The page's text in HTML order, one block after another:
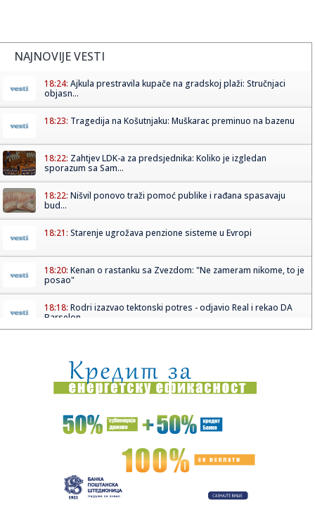
NAJNOVIJE VESTI
18:24: Ajkula prestravila kupače na gradskoj plaži: Stručnjaci
objasn...
18:23: Tragedija na Košutnjaku: Muškarac preminuo na bazenu
18:22: Zahtjev LDK-a za predsjednika: Koliko je izgledan
sporazum sa Sam...
18:22: Nišvil ponovo traži pomoć publike i rađana spasavaju
bud...
18:21: Starenje ugrožava penzione sisteme u Evropi
18:20: Kenan o rastanku sa Zvezdom: "Ne zameram nikome, to je
posao"
18:18: Rodri izazvao tektonski potres - odjavio Real i rekao DA
Barselon...
18:13:RODRI U BARSI: Stigao je odgovor koji menja sve!
18:11:Raspisan konkurs za raspodelu 40 miliona dinara za
sprovođenje o...
Vučić dočekao vatrogasce-spasioce koji su u Španiji gasili
18:06:Zlatni olimpijac iz Livorna ozvaničio kraj